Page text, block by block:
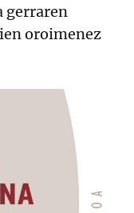
gerraren
oroimenez